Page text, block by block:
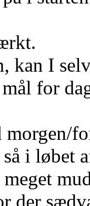
kan I
for
i løbet
der